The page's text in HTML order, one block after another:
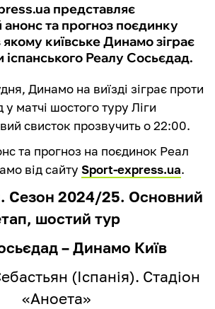
представляє
та прогноз поєдинку
київське Динамо зіграє
іспанського Реалу Сосьєдад.
Динамо на виїзді зіграє проти
матчі шостого туру Ліги
свисток прозвучить о 22:00.
та прогноз на поєдинок Реал
від сайту Sport-express.ua.
Сезон 2024/25. Основний
шостий тур
– Динамо Київ
(Іспанія). Стадіон
«Аноета»